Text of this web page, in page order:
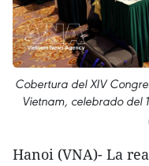
Cobertura del XIV
Vietnam, celebrado del
Hanoi (VNA)- La